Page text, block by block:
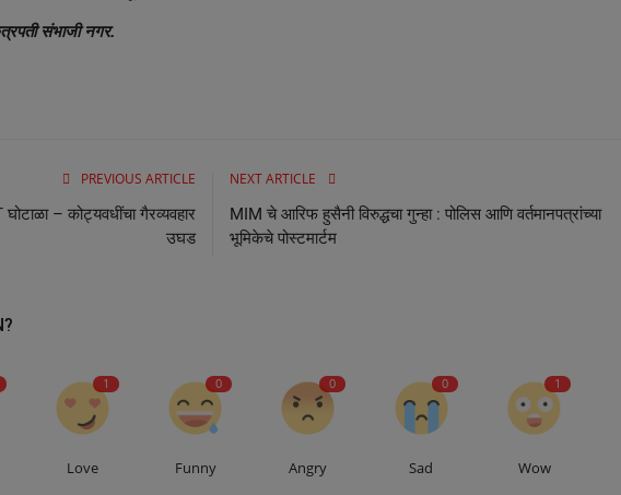
संभाजी नगर.
PREVIOUS ARTICLE
घोटाळा – कोट्यवधींचा गैरव्यवहार
उघड
NEXT ARTICLE
MIM चे आरिफ हुसैनी विरुद्धचा गुन्हा : पोलिस आणि वर्तमानपत्रांच्या
भूमिकेचे पोस्टमार्टम
1
Love
0
Funny
0
Angry
0
Sad
1
Wow